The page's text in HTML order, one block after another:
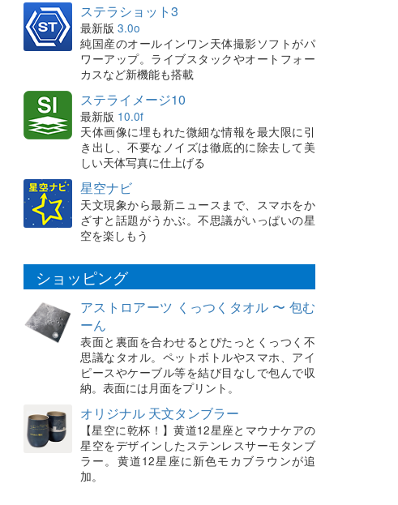
ステラショット3
最新版 3.0o
純国産のオールインワン天体撮影ソフトがパ
ワーアップ。ライブスタックやオートフォー
カスなど新機能も搭載
ステライメージ10
最新版 10.0f
天体画像に埋もれた微細な情報を最大限に引
き出し、不要なノイズは徹底的に除去して美
しい天体写真に仕上げる
星空ナビ
天文現象から最新ニュースまで、スマホをか
ざすと話題がうかぶ。不思議がいっぱいの星
空を楽しもう
ショッピング
アストロアーツ くっつくタオル 〜 包む
ーん
表面と裏面を合わせるとぴたっとくっつく不
思議なタオル。ペットボトルやスマホ、アイ
ピースやケーブル等を結び目なしで包んで収
納。表面には月面をプリント。
オリジナル 天文タンブラー
【星空に乾杯！】黄道12星座とマウナケアの
星空をデザインしたステンレスサーモタンブ
ラー。黄道12星座に新色モカブラウンが追
加。